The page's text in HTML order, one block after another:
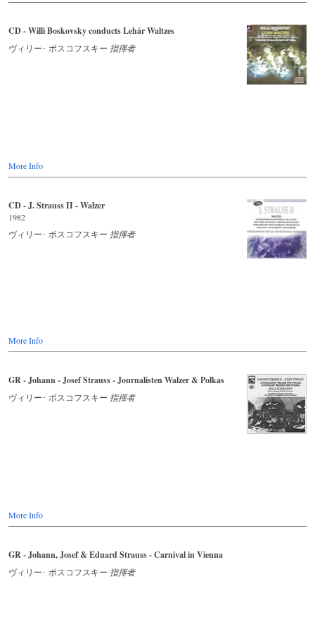
CD - Willi Boskovsky conducts Lehár Waltzes
ヴィリー･ ボスコフスキー 指揮者
More Info
CD - J. Strauss II - Walzer
1982
ヴィリー･ ボスコフスキー 指揮者
More Info
GR - Johann - Josef Strauss - Journalisten Walzer & Polkas
ヴィリー･ ボスコフスキー 指揮者
More Info
GR - Johann, Josef & Eduard Strauss - Carnival in Vienna
ヴィリー･ ボスコフスキー 指揮者